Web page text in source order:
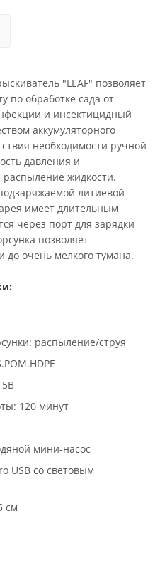
"LEAF" позволяет
по обработке сада от
и инсектицидный
аккумуляторного
необходимости ручной
давления и
распыление жидкости.
литиевой
имеет длительным
через порт для зарядки
позволяет
до очень мелкого тумана.
распыление/струя
5В
120 минут
мини-насос
USB со световым
см